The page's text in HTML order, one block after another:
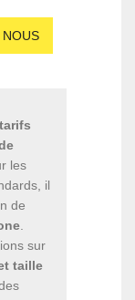
NOUS
les
il
de
sur
taille